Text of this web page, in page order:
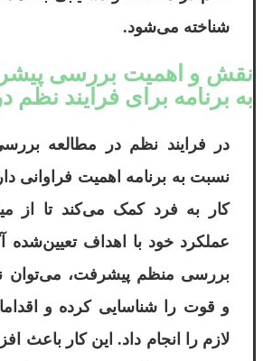
شناخته می‌شود.
نقش و اهمیت بررسی
به برنامه برای فرایند نظم
در فرایند نظم در مطالعه
نسبت به برنامه اهمیت فراوانی
کار به فرد کمک می‌کند تا از
عملکرد خود با اهداف تعیین‌شده
بررسی منظم پیشرفت،
و قوت را شناسایی کرده و
لازم را انجام داد. این کار باعث